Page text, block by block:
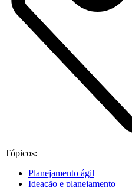
Tópicos:
Planejamento ágil
Ideação e planejamento